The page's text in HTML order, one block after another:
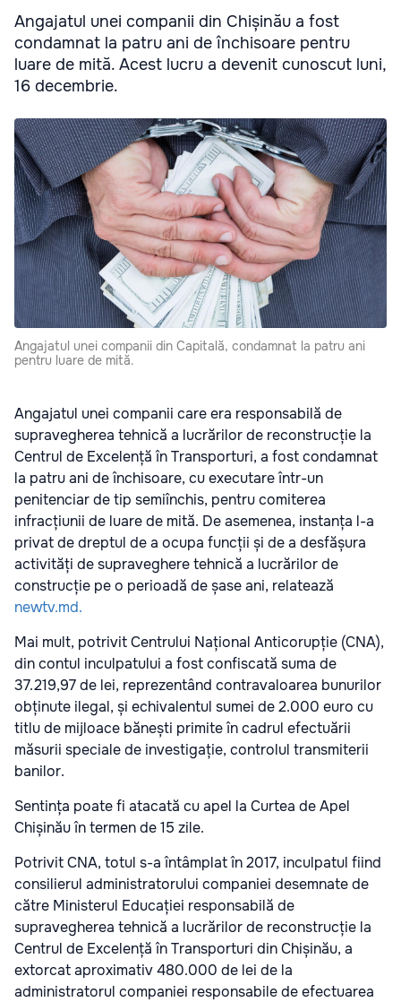
Angajatul unei companii din Chișinău a fost
condamnat la patru ani de închisoare pentru
luare de mită. Acest lucru a devenit cunoscut luni,
16 decembrie.
Angajatul unei companii din Capitală, condamnat la patru ani
pentru luare de mită.
Angajatul unei companii care era responsabilă de
supravegherea tehnică a lucrărilor de reconstrucție la
Centrul de Excelență în Transporturi, a fost condamnat
la patru ani de închisoare, cu executare într-un
penitenciar de tip semiînchis, pentru comiterea
infracțiunii de luare de mită. De asemenea, instanța l-a
privat de dreptul de a ocupa funcții și de a desfășura
activități de supraveghere tehnică a lucrărilor de
construcție pe o perioadă de șase ani, relatează
newtv.md.
Mai mult, potrivit Centrului Național Anticorupție (CNA),
din contul inculpatului a fost confiscată suma de
37.219,97 de lei, reprezentând contravaloarea bunurilor
obținute ilegal, și echivalentul sumei de 2.000 euro cu
titlu de mijloace bănești primite în cadrul efectuării
măsurii speciale de investigație, controlul transmiterii
banilor.
Sentința poate fi atacată cu apel la Curtea de Apel
Chișinău în termen de 15 zile.
Potrivit CNA, totul s-a întâmplat în 2017, inculpatul fiind
consilierul administratorului companiei desemnate de
către Ministerul Educației responsabilă de
supravegherea tehnică a lucrărilor de reconstrucție la
Centrul de Excelență în Transporturi din Chișinău, a
extorcat aproximativ 480.000 de lei de la
administratorul companiei responsabile de efectuarea